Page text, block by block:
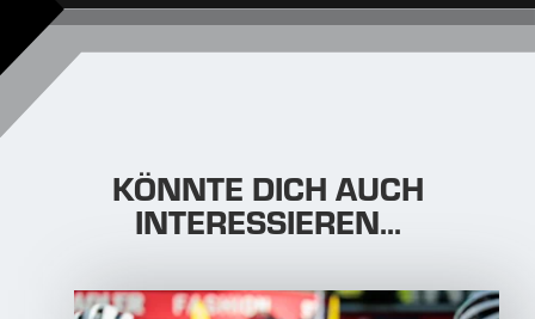
KÖNNTE DICH AUCH
INTERESSIEREN...